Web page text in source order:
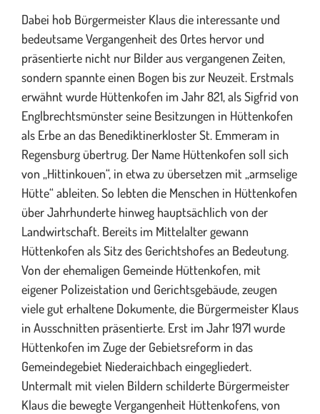
Dabei hob Bürgermeister Klaus die interessante und
bedeutsame Vergangenheit des Ortes hervor und
präsentierte nicht nur Bilder aus vergangenen Zeiten,
sondern spannte einen Bogen bis zur Neuzeit. Erstmals
erwähnt wurde Hüttenkofen im Jahr 821, als Sigfrid von
Englbrechtsmünster seine Besitzungen in Hüttenkofen
als Erbe an das Benediktinerkloster St. Emmeram in
Regensburg übertrug. Der Name Hüttenkofen soll sich
von „Hittinkouen“, in etwa zu übersetzen mit „armselige
Hütte“ ableiten. So lebten die Menschen in Hüttenkofen
über Jahrhunderte hinweg hauptsächlich von der
Landwirtschaft. Bereits im Mittelalter gewann
Hüttenkofen als Sitz des Gerichtshofes an Bedeutung.
Von der ehemaligen Gemeinde Hüttenkofen, mit
eigener Polizeistation und Gerichtsgebäude, zeugen
viele gut erhaltene Dokumente, die Bürgermeister Klaus
in Ausschnitten präsentierte. Erst im Jahr 1971 wurde
Hüttenkofen im Zuge der Gebietsreform in das
Gemeindegebiet Niederaichbach eingegliedert.
Untermalt mit vielen Bildern schilderte Bürgermeister
Klaus die bewegte Vergangenheit Hüttenkofens, von